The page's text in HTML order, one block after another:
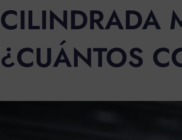
CILINDRADA
¿CUÁNTOS